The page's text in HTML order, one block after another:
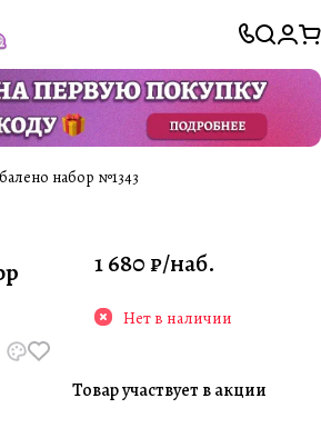
набор №1343
1 680 ₽/наб.
Нет в наличии
Товар участвует в акции